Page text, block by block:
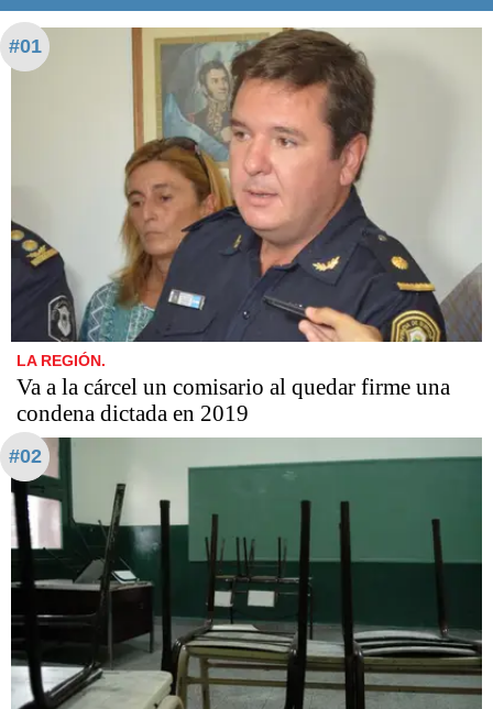
#01
LA REGIÓN.
Va a la cárcel un comisario al quedar firme una
condena dictada en 2019
#02